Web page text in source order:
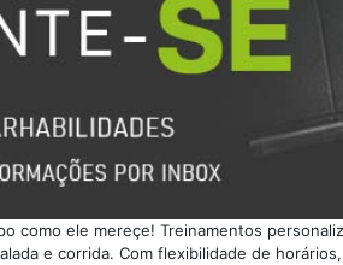
ele mereçe! Treinamentos
e corrida. Com flexibilidade de